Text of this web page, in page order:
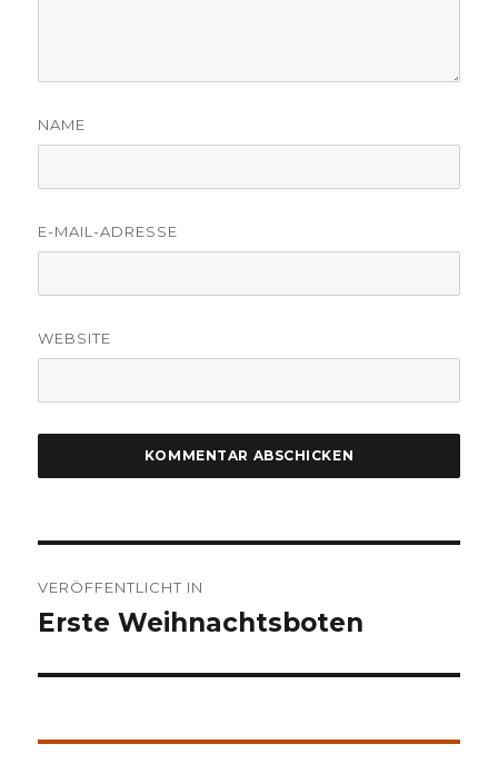
NAME
E-MAIL-ADRESSE
WEBSITE
VERÖFFENTLICHT IN
Erste Weihnachtsboten